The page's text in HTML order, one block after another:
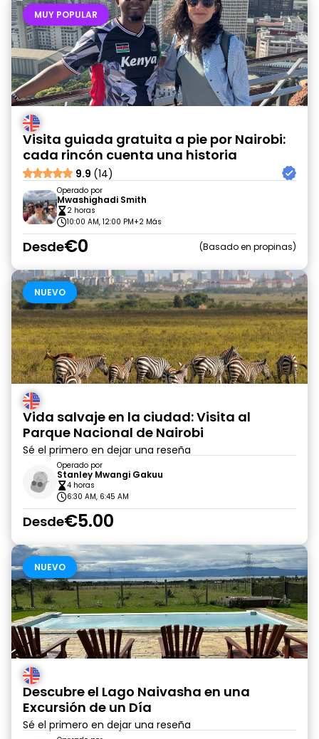
MUY POPULAR
Visita guiada gratuita a pie por Nairobi:
cada rincón cuenta una historia
9.9 (14)
Operado por
Mwashighadi Smith
2 horas
10:00 AM, 12:00 PM+2 Más
Desde€0 Basado en propinas
NUEVO
Vida salvaje en la ciudad: Visita al
Parque Nacional de Nairobi
Sé el primero en dejar una reseña
Operado por
Stanley Mwangi Gakuu
4 horas
6:30 AM, 6:45 AM
Desde€5.00
NUEVO
Descubre el Lago Naivasha en una
Excursión de un Día
Sé el primero en dejar una reseña